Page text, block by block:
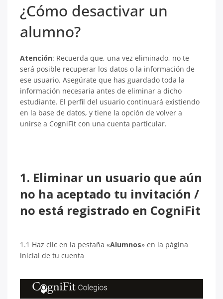
¿Cómo desactivar un
alumno?
Atención: Recuerda que, una vez eliminado, no te
será posible recuperar los datos o la información de
ese usuario. Asegúrate que has guardado toda la
información necesaria antes de eliminar a dicho
estudiante. El perfil del usuario continuará existiendo
en la base de datos, y tiene la opción de volver a
unirse a CogniFit con una cuenta particular.
1. Eliminar un usuario que aún
no ha aceptado tu invitación /
no está registrado en CogniFit
1.1 Haz clic en la pestaña «Alumnos» en la página
inicial de tu cuenta